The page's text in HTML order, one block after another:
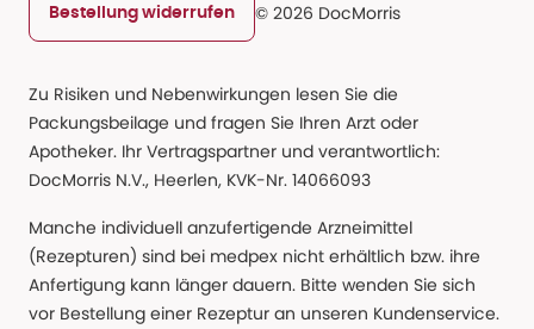
Bestellung widerrufen © 2026 DocMorris
Zu Risiken und Nebenwirkungen lesen Sie die
Packungsbeilage und fragen Sie Ihren Arzt oder
Apotheker. Ihr Vertragspartner und verantwortlich:
DocMorris N.V., Heerlen, KVK-Nr. 14066093
Manche individuell anzufertigende Arzneimittel
(Rezepturen) sind bei medpex nicht erhältlich bzw. ihre
Anfertigung kann länger dauern. Bitte wenden Sie sich
vor Bestellung einer Rezeptur an unseren Kundenservice.